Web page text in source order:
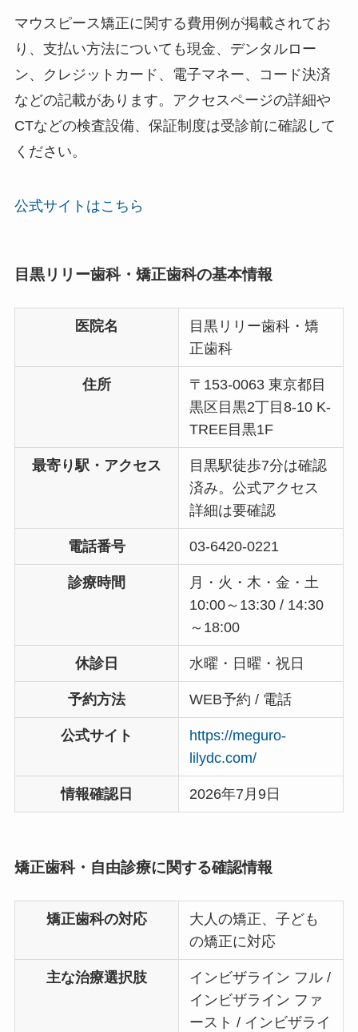
マウスピース矯正に関する費用例が掲載されてお
り、支払い方法についても現金、デンタルロー
ン、クレジットカード、電子マネー、コード決済
などの記載があります。アクセスページの詳細や
CTなどの検査設備、保証制度は受診前に確認して
ください。
公式サイトはこちら
目黒リリー歯科・矯正歯科の基本情報
医院名
目黒リリー歯科・矯
正歯科
住所
〒153-0063 東京都目
黒区目黒2丁目8-10 K-
TREE目黒1F
最寄り駅・アクセス
目黒駅徒歩7分は確認
済み。公式アクセス
詳細は要確認
電話番号 03-6420-0221
診療時間
月・火・木・金・土
10:00～13:30 / 14:30
～18:00
休診日 水曜・日曜・祝日
予約方法 WEB予約 / 電話
公式サイト
https://meguro-
lilydc.com/
情報確認日 2026年7月9日
矯正歯科・自由診療に関する確認情報
矯正歯科の対応
大人の矯正、子ども
の矯正に対応
主な治療選択肢
インビザライン フル /
インビザライン ファ
ースト / インビザライ